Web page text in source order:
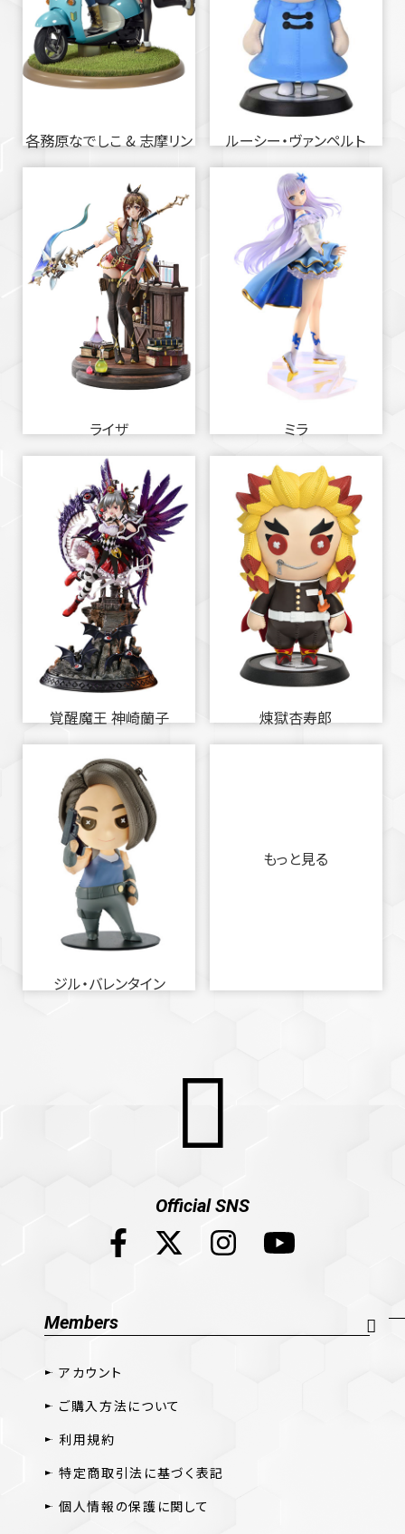
各務原なでしこ & 志摩リン ルーシー・ヴァンペルト
ライザ ミラ
覚醒魔王 神崎蘭子 煉獄杏寿郎
ジル・バレンタイン
もっと見る
Official SNS
Members
アカウント
ご購入方法について
利用規約
特定商取引法に基づく表記
個人情報の保護に関して